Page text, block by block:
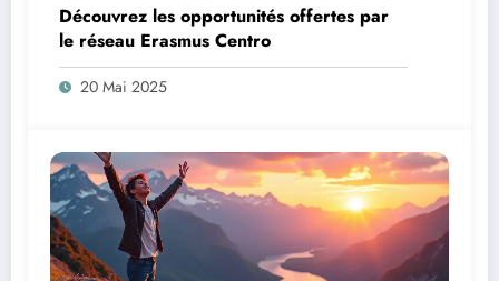
Découvrez les opportunités offertes par
le réseau Erasmus Centro
20 Mai 2025